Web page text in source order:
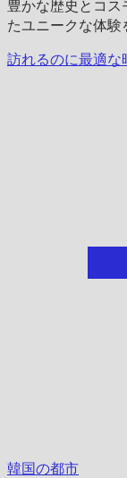
豊かな歴史とコス
たユニークな体験
訪れるのに最適な
韓国の都市